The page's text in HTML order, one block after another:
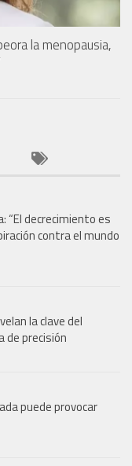
la menopausia,
“El decrecimiento es
contra el mundo
la clave del
de precisión
puede provocar